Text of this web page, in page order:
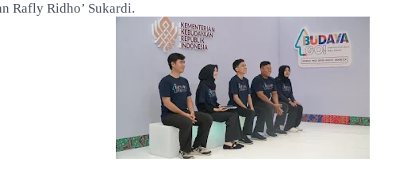
Rafly Ridho’ Sukardi.